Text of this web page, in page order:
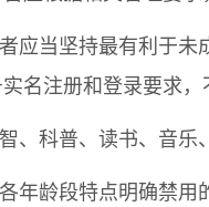
应当坚持最有利于
名注册和登录要求
、科普、读书、音
年龄段特点明确禁